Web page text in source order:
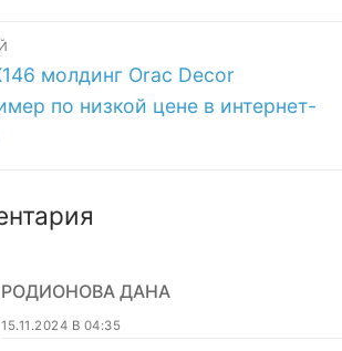
Orac
молдинг Orac Decor
по низкой цене в интернет-
РОДИОНОВА ДАНА
15.11.2024 В 04:35